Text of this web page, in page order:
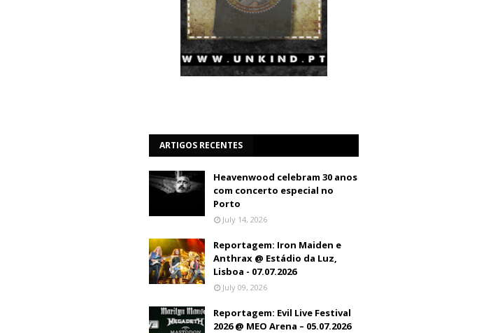
ARTIGOS RECENTES
Heavenwood celebram 30 anos
com concerto especial no
Porto
July 14, 2026
Reportagem: Iron Maiden e
Anthrax @ Estádio da Luz,
Lisboa - 07.07.2026
July 09, 2026
Reportagem: Evil Live Festival
2026 @ MEO Arena – 05.07.2026